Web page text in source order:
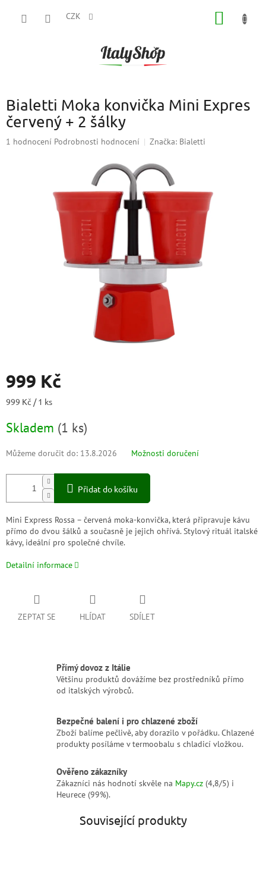
CZK
Bialetti Moka konvička Mini Expres
červený + 2 šálky
Průměrné
1 hodnocení Podrobnosti hodnocení Značka: Bialetti
999 Kč
Měrná
999 Kč / 1 ks
Skladem (1 ks)
Můžeme doručit do: 13.8.2026 Možnosti doručení
Přidat do košíku
Mini Express Rossa – červená moka-konvička, která připravuje kávu
přímo do dvou šálků a současně je jejich ohřívá. Stylový rituál italské
kávy, ideální pro společné chvíle.
Detailní informace
ZEPTAT SE HLÍDAT SDÍLET
Přímý dovoz z Itálie
Většinu produktů dovážíme bez prostředníků přímo
od italských výrobců.
Bezpečné balení i pro chlazené zboží
Zboží balíme pečlivě, aby dorazilo v pořádku. Chlazené
produkty posíláme v termoobalu s chladicí vložkou.
Ověřeno zákazníky
Zákazníci nás hodnotí skvěle na Mapy.cz (4,8/5) i
Heurece (99%).
Související produkty